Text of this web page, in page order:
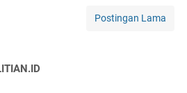
Postingan Lama